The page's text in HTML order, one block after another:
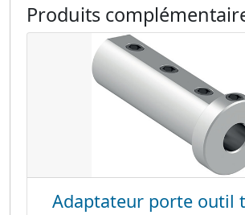
Produits
Adaptateur porte outil